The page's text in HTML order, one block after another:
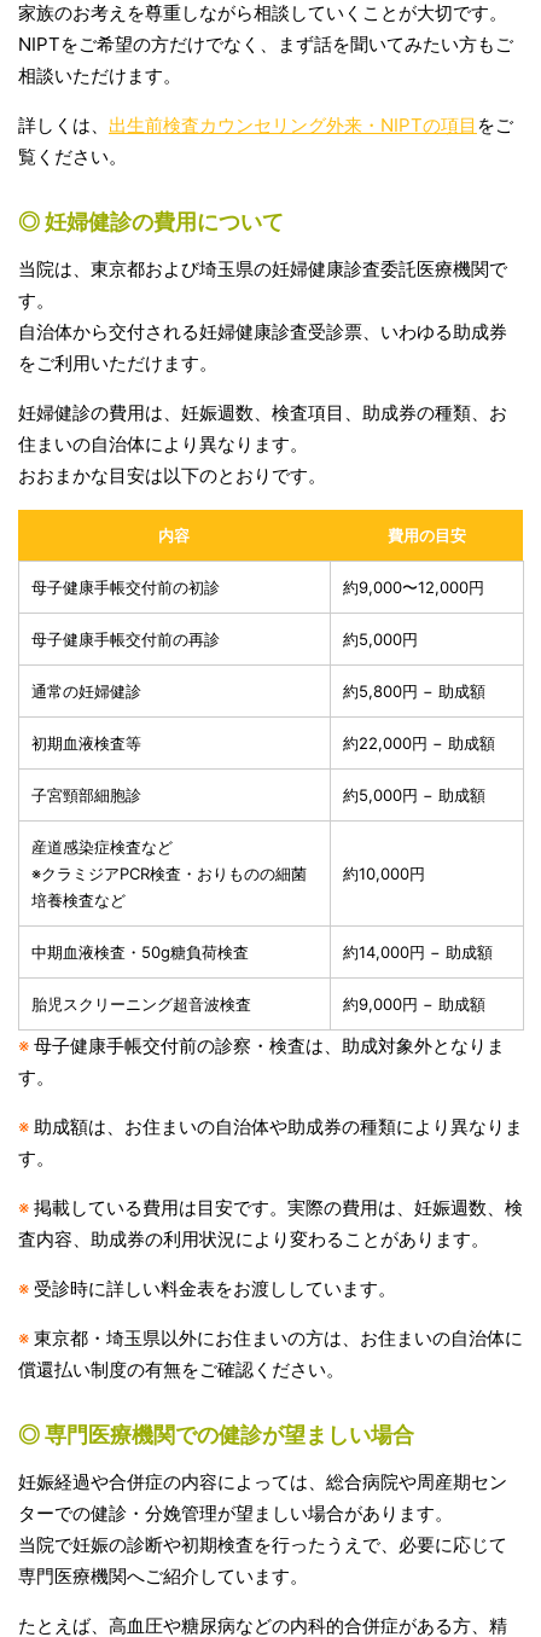
家族のお考えを尊重しながら相談していくことが大切です。
NIPTをご希望の方だけでなく、まず話を聞いてみたい方もご
相談いただけます。
詳しくは、 出生前検査カウンセリング外来・NIPTの項目 をご
覧ください。
◎ 妊婦健診の費用について
当院は、東京都および埼玉県の妊婦健康診査委託医療機関で
す。
自治体から交付される妊婦健康診査受診票、いわゆる助成券
をご利用いただけます。
妊婦健診の費用は、妊娠週数、検査項目、助成券の種類、お
住まいの自治体により異なります。
おおまかな目安は以下のとおりです。
内容 費用の目安
母子健康手帳交付前の初診 約9,000〜12,000円
母子健康手帳交付前の再診 約5,000円
通常の妊婦健診 約5,800円 − 助成額
初期血液検査等 約22,000円 − 助成額
子宮頸部細胞診 約5,000円 − 助成額
産道感染症検査など
※クラミジアPCR検査・おりものの細菌
培養検査など
約10,000円
中期血液検査・50g糖負荷検査 約14,000円 − 助成額
胎児スクリーニング超音波検査 約9,000円 − 助成額
※ 母子健康手帳交付前の診察・検査は、助成対象外となりま
す。
※ 助成額は、お住まいの自治体や助成券の種類により異なりま
す。
※ 掲載している費用は目安です。実際の費用は、妊娠週数、検
査内容、助成券の利用状況により変わることがあります。
※ 受診時に詳しい料金表をお渡ししています。
※ 東京都・埼玉県以外にお住まいの方は、お住まいの自治体に
償還払い制度の有無をご確認ください。
◎ 専門医療機関での健診が望ましい場合
妊娠経過や合併症の内容によっては、総合病院や周産期セン
ターでの健診・分娩管理が望ましい場合があります。
当院で妊娠の診断や初期検査を行ったうえで、必要に応じて
専門医療機関へご紹介しています。
たとえば、高血圧や糖尿病などの内科的合併症がある方、精